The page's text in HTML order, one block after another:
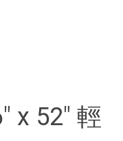
x 52" 輕